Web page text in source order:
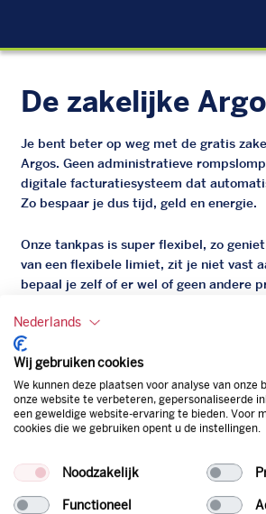
De zakelijke
Je bent beter op weg met de gratis
Argos. Geen administratieve
digitale facturatiesysteem dat
Zo bespaar je dus tijd, geld en energie.
Onze tankpas is super flexibel, zo
van een flexibele limiet, zit je niet vast
bepaal je zelf of er wel of geen andere
Bovendien profiteer je altijd van een
korting. Mocht de pompprijs toch lager
natuurlijk de prijs aan de pomp. Zo ben
van de laagste prijs.
Nederlands
Wij gebruiken cookies
We kunnen deze plaatsen voor analyse van onze
onze website te verbeteren, gepersonaliseerde
een geweldige website-ervaring te bieden. Voor
cookies die we gebruiken opent u de instellingen.
Noodzakelijk
Functioneel